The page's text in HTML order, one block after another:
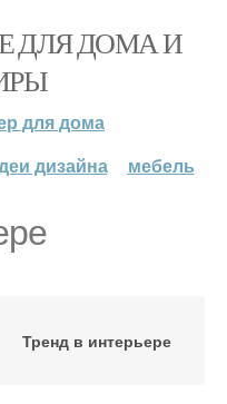
ДЛЯ ДОМА И
для дома
дизайна мебель
Тренд в интерьере